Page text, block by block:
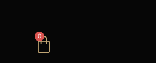
0
Carrinho